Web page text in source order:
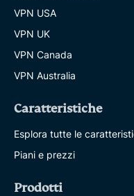
VPN USA
VPN UK
VPN Canada
VPN Australia
Caratteristiche
Esplora tutte le
Piani e prezzi
Prodotti